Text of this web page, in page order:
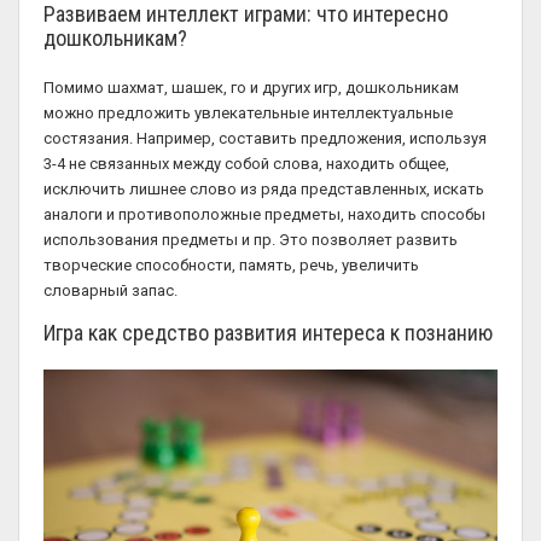
Развиваем интеллект играми: что интересно
дошкольникам?
Помимо шахмат, шашек, го и других игр, дошкольникам
можно предложить увлекательные интеллектуальные
состязания. Например, составить предложения, используя
3-4 не связанных между собой слова, находить общее,
исключить лишнее слово из ряда представленных, искать
аналоги и противоположные предметы, находить способы
использования предметы и пр. Это позволяет развить
творческие способности, память, речь, увеличить
словарный запас.
Игра как средство развития интереса к познанию